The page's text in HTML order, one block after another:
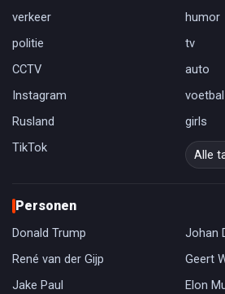
verkeer
humor
politie
tv
CCTV
auto
Instagram
voetbal
Rusland
girls
TikTok
Alle
Personen
Donald Trump
Johan
René van der Gijp
Geert
Jake Paul
Elon